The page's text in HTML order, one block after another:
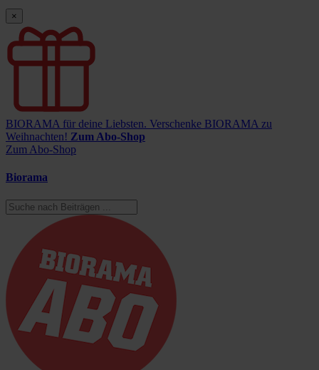
×
BIORAMA für deine Liebsten. Verschenke BIORAMA zu
Weihnachten! Zum Abo-Shop
Zum Abo-Shop
Biorama